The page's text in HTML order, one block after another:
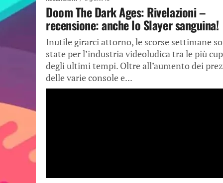
Doom The Dark Ages: Rivelazioni –
recensione: anche lo Slayer sanguina!
Inutile girarci attorno, le scorse settimane
state per l’industria videoludica tra le più
degli ultimi tempi. Oltre all’aumento dei
delle varie console e...